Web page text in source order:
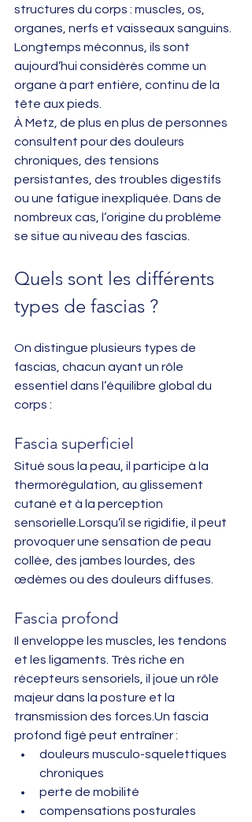
structures du corps : muscles, os,
organes, nerfs et vaisseaux sanguins.
Longtemps méconnus, ils sont
aujourd’hui considérés comme un
organe à part entière, continu de la
tête aux pieds.
À Metz, de plus en plus de personnes
consultent pour des douleurs
chroniques, des tensions
persistantes, des troubles digestifs
ou une fatigue inexpliquée. Dans de
nombreux cas, l’origine du problème
se situe au niveau des fascias.
Quels sont les différents
types de fascias ?
On distingue plusieurs types de
fascias, chacun ayant un rôle
essentiel dans l’équilibre global du
corps :
Fascia superficiel
Situé sous la peau, il participe à la
thermorégulation, au glissement
cutané et à la perception
sensorielle.Lorsqu’il se rigidifie, il peut
provoquer une sensation de peau
collée, des jambes lourdes, des
œdèmes ou des douleurs diffuses.
Fascia profond
Il enveloppe les muscles, les tendons
et les ligaments. Très riche en
récepteurs sensoriels, il joue un rôle
majeur dans la posture et la
transmission des forces.Un fascia
profond figé peut entraîner :
douleurs musculo-squelettiques
chroniques
perte de mobilité
compensations posturales